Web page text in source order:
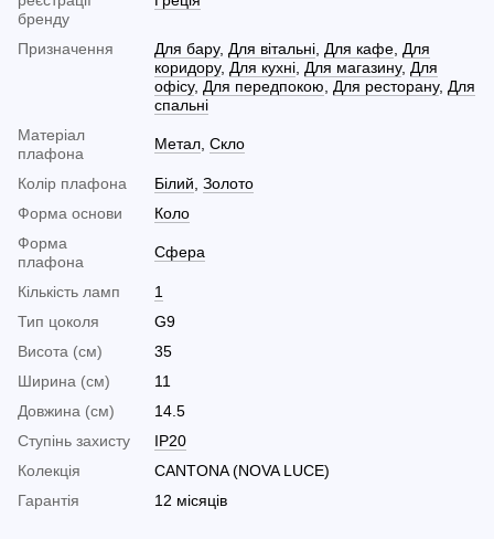
бренду
Призначення Для бару, Для вітальні, Для кафе, Для
коридору, Для кухні, Для магазину, Для
офісу, Для передпокою, Для ресторану, Для
спальні
Матеріал
плафона
Метал, Скло
Колір плафона Білий, Золото
Форма основи
Коло
Форма
плафона
Сфера
Кількість ламп
1
Тип цоколя
G9
Висота (см)
35
Ширина (см)
11
Довжина (см)
14.5
Ступінь захисту
IP20
Колекція
CANTONA (NOVA LUCE)
Гарантія
12 місяців